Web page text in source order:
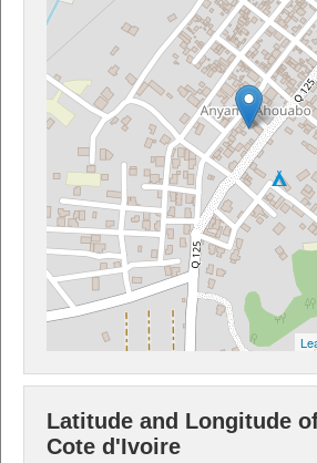
Latitude and Longitude
Cote d'Ivoire